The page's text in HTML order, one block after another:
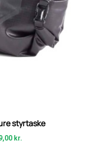
styrtaske
kr.